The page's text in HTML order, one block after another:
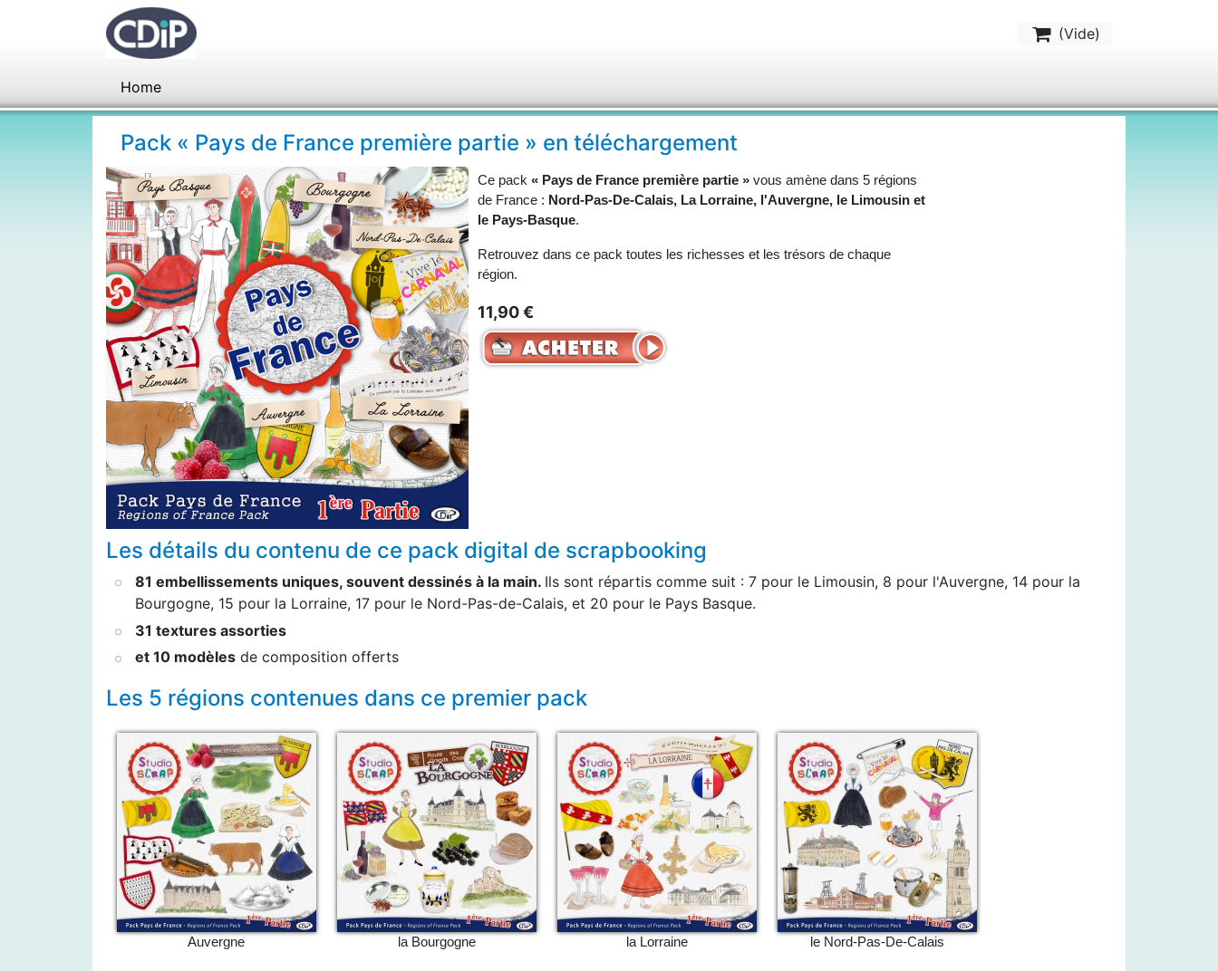
(Vide)
Home
Pack « Pays de France première partie » en téléchargement
Ce pack « Pays de France première partie » vous amène dans 5 régions
de France : Nord-Pas-De-Calais, La Lorraine, l'Auvergne, le Limousin et
le Pays-Basque.
Retrouvez dans ce pack toutes les richesses et les trésors de chaque
région.
11,90 €
Les détails du contenu de ce pack digital de scrapbooking
81 embellissements uniques, souvent dessinés à la main. Ils sont répartis comme suit : 7 pour le Limousin, 8 pour l'Auvergne, 14 pour la
Bourgogne, 15 pour la Lorraine, 17 pour le Nord-Pas-de-Calais, et 20 pour le Pays Basque.
31 textures assorties
et 10 modèles de composition offerts
Les 5 régions contenues dans ce premier pack
Auvergne la Bourgogne la Lorraine le Nord-Pas-De-Calais